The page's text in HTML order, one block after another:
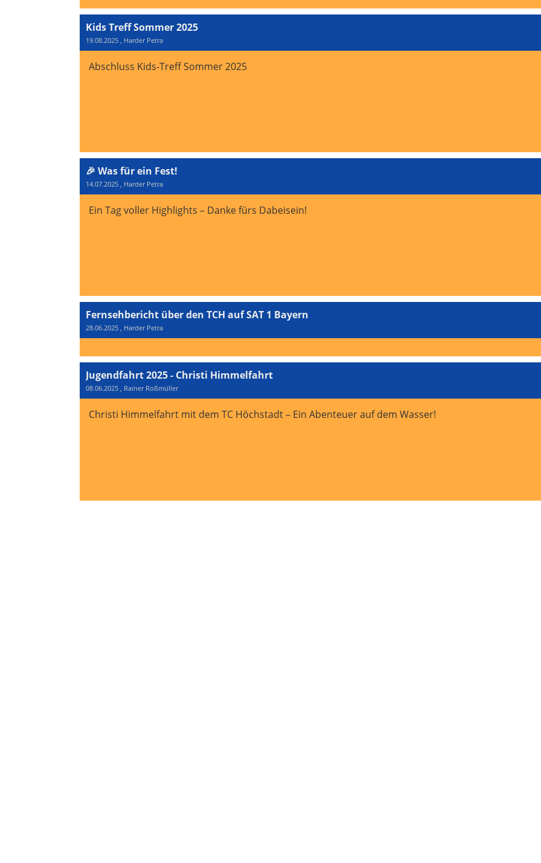
Kids Treff Sommer 2025
19.08.2025 , Harder Petra
Abschluss Kids-Treff Sommer 2025
🎉 Was für ein Fest!
14.07.2025 , Harder Petra
Ein Tag voller Highlights – Danke fürs Dabeisein!
Fernsehbericht über den TCH auf SAT 1 Bayern
28.06.2025 , Harder Petra
Jugendfahrt 2025 - Christi Himmelfahrt
08.06.2025 , Rainer Roßmüller
Christi Himmelfahrt mit dem TC Höchstadt – Ein Abenteuer auf dem Wasser!